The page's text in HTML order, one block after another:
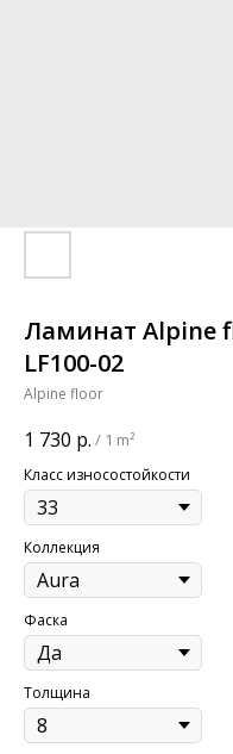
Ламинат Alpine
LF100-02
Alpine floor
1 730 р. / 1 m²
Класс износостойкости
Коллекция
Фаска
Толщина